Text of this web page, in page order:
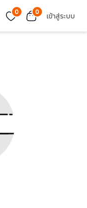
0 0 เข้าสู่ระบบ